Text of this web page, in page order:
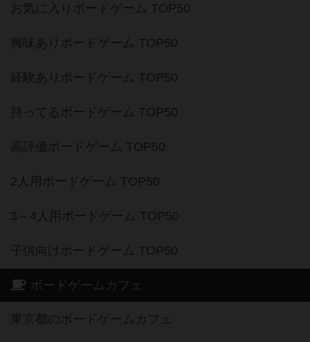
お気に入りボードゲーム TOP50
興味ありボードゲーム TOP50
経験ありボードゲーム TOP50
持ってるボードゲーム TOP50
高評価ボードゲーム TOP50
2人用ボードゲーム TOP50
3～4人用ボードゲーム TOP50
子供向けボードゲーム TOP50
ボードゲームカフェ
東京都のボードゲームカフェ